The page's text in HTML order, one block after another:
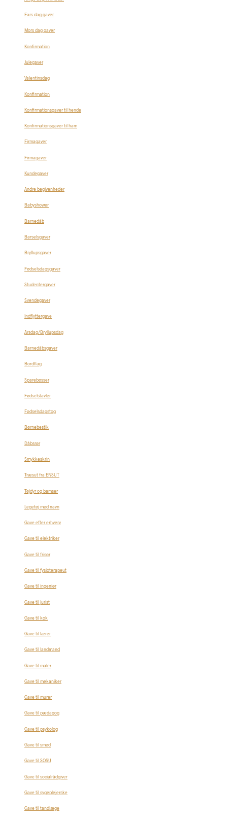
Fars dag gaver
Mors dag gaver
Konfirmation
Julegaver
Valentinsdag
Konfirmation
Konfirmationsgaver til hende
Konfirmationsgaver til ham
Firmagaver
Firmagaver
Kundegaver
Andre begivenheder
Babyshower
Barnedåb
Barselsgaver
Bryllupsgaver
Fødselsdagsgaver
Studentergaver
Svendegaver
Indflyttergave
Årsdag/Bryllupsdag
Barnedåbsgaver
Bordflag
Sparebøsser
Fødselstavler
Fødselsdagstog
Børnebestik
Dåbsrør
Smykkeskrin
Træsut fra ENSUT
Tøjdyr og bamser
Legetøj med navn
Gave efter erhverv
Gave til elektriker
Gave til frisør
Gave til fysioterapeut
Gave til ingeniør
Gave til jurist
Gave til kok
Gave til lærer
Gave til landmand
Gave til maler
Gave til mekaniker
Gave til murer
Gave til pædagog
Gave til psykolog
Gave til smed
Gave til SOSU
Gave til socialrådgiver
Gave til sygeplejerske
Gave til tandlæge